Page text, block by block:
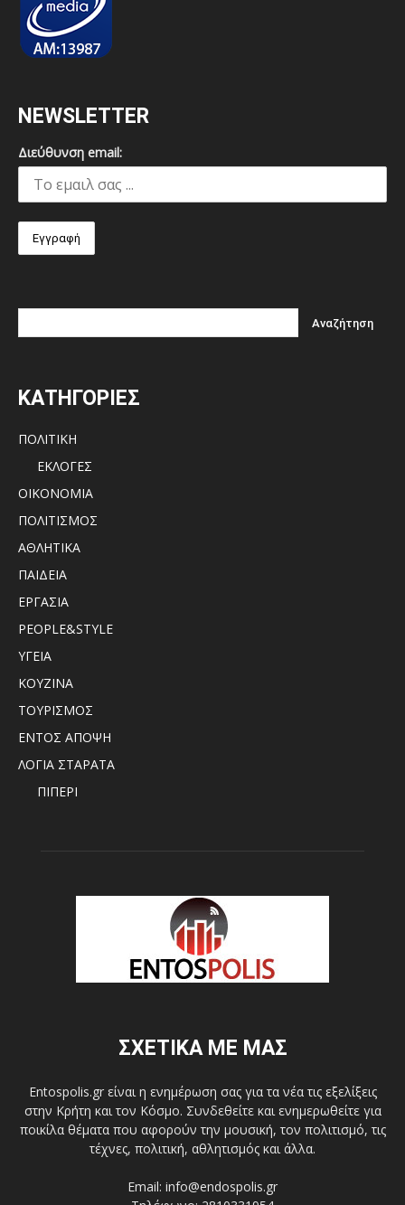
NEWSLETTER
Διεύθυνση email:
ΚΑΤΗΓΟΡΙΕΣ
ΠΟΛΙΤΙΚΗ
ΕΚΛΟΓΕΣ
ΟΙΚΟΝΟΜΙΑ
ΠΟΛΙΤΙΣΜΟΣ
ΑΘΛΗΤΙΚΑ
ΠΑΙΔΕΙΑ
ΕΡΓΑΣΙΑ
PEOPLE&STYLE
ΥΓΕΙΑ
ΚΟΥΖΙΝΑ
ΤΟΥΡΙΣΜΟΣ
ΕΝΤΟΣ ΑΠΟΨΗ
ΛΟΓΙΑ ΣΤΑΡΑΤΑ
ΠΙΠΕΡΙ
ΣΧΕΤΙΚΑ ΜΕ ΜΑΣ
Entospolis.gr είναι η ενημέρωση σας για τα νέα τις εξελίξεις
στην Κρήτη και τον Κόσμο. Συνδεθείτε και ενημερωθείτε για
ποικίλα θέματα που αφορούν την μουσική, τον πολιτισμό, τις
τέχνες, πολιτική, αθλητισμός και άλλα.
Email: info@endospolis.gr